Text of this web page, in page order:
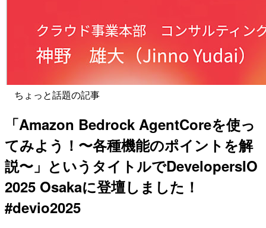
ちょっと話題の記事
「Amazon Bedrock AgentCoreを使っ
てみよう！〜各種機能のポイントを解
説〜」というタイトルでDevelopersIO
2025 Osakaに登壇しました！
#devio2025